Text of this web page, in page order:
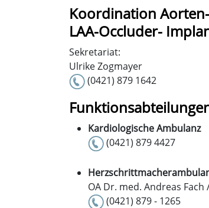
Koordination
LAA-Occluder-
Sekretariat:
Ulrike Zogmayer
(0421) 879 1642
Kardiologische Ambulanz
(0421) 879 4427
OA Dr. med. Andreas
(0421) 879 - 1265